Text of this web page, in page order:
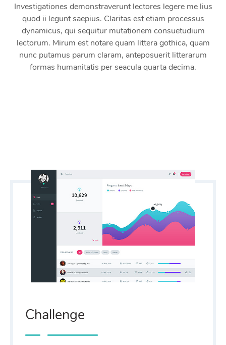
Investigationes demonstraverunt lectores legere me lius
quod ii legunt saepius. Claritas est etiam processus
dynamicus, qui sequitur mutationem consuetudium
lectorum. Mirum est notare quam littera gothica, quam
nunc putamus parum claram, anteposuerit litterarum
formas humanitatis per seacula quarta decima.
Challenge